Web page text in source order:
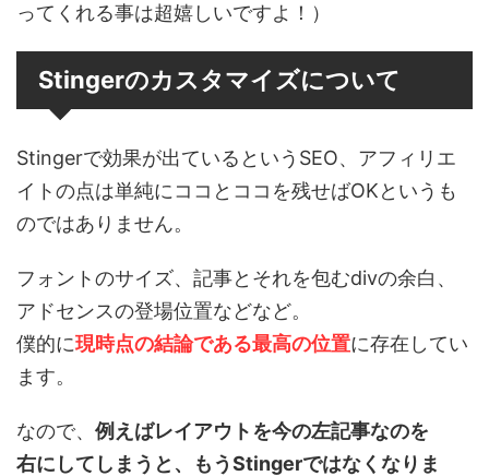
ってくれる事は超嬉しいですよ！）
Stingerのカスタマイズについて
Stingerで効果が出ているというSEO、アフィリエ
イトの点は単純にココとココを残せばOKというも
のではありません。
フォントのサイズ、記事とそれを包むdivの余白、
アドセンスの登場位置などなど。
僕的に現時点の結論である最高の位置に存在してい
ます。
なので、 例えばレイアウトを今の左記事なのを
右にしてしまうと、もうStingerではなくなりま